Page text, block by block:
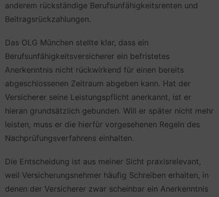
anderem rückständige Berufsunfähigkeitsrenten und
Beitragsrückzahlungen.
Das OLG München stellte klar, dass ein
Berufsunfähigkeitsversicherer ein befristetes
Anerkenntnis nicht rückwirkend für einen bereits
abgeschlossenen Zeitraum abgeben kann. Hat der
Versicherer seine Leistungspflicht anerkannt, ist er
hieran grundsätzlich gebunden. Will er später nicht mehr
leisten, muss er die hierfür vorgesehenen Regeln des
Nachprüfungsverfahrens einhalten.
Die Entscheidung ist aus meiner Sicht praxisrelevant,
weil Versicherungsnehmer häufig Schreiben erhalten, in
denen der Versicherer zwar scheinbar ein Anerkenntnis